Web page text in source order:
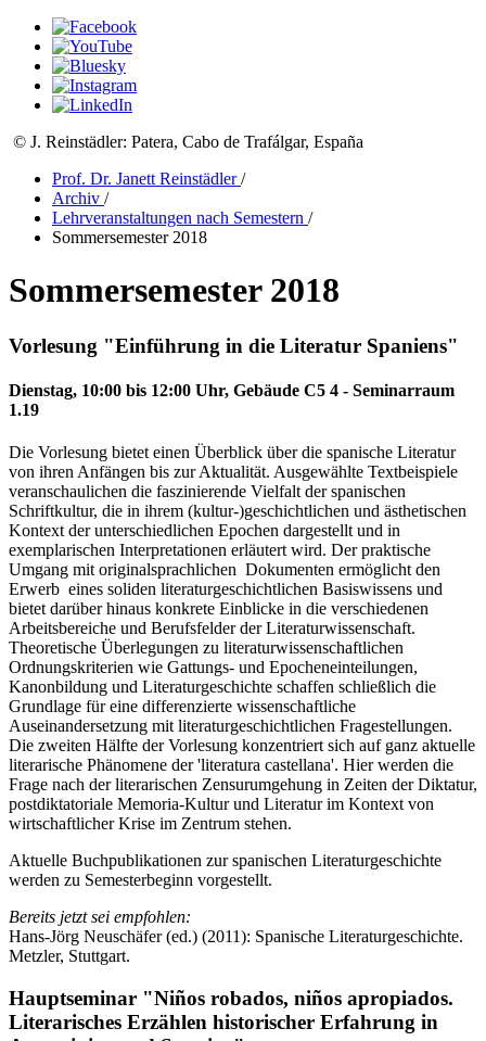
© J. Reinstädler: Patera, Cabo de Trafálgar, España
Prof. Dr. Janett Reinstädler/
Archiv /
Lehrveranstaltungen nach Semestern /
Sommersemester 2018
Sommersemester 2018
Vorlesung "Einführung in die Literatur Spaniens"
Dienstag, 10:00 bis 12:00 Uhr, Gebäude C5 4 - Seminarraum
1.19
Die Vorlesung bietet einen Überblick über die spanische Literatur
von ihren Anfängen bis zur Aktualität. Ausgewählte Textbeispiele
veranschaulichen die faszinierende Vielfalt der spanischen
Schriftkultur, die in ihrem (kultur-)geschichtlichen und ästhetischen
Kontext der unterschiedlichen Epochen dargestellt und in
exemplarischen Interpretationen erläutert wird. Der praktische
Umgang mit originalsprachlichen Dokumenten ermöglicht den
Erwerb eines soliden literaturgeschichtlichen Basiswissens und
bietet darüber hinaus konkrete Einblicke in die verschiedenen
Arbeitsbereiche und Berufsfelder der Literaturwissenschaft.
Theoretische Überlegungen zu literaturwissenschaftlichen
Ordnungskriterien wie Gattungs- und Epocheneinteilungen,
Kanonbildung und Literaturgeschichte schaffen schließlich die
Grundlage für eine differenzierte wissenschaftliche
Auseinandersetzung mit literaturgeschichtlichen Fragestellungen.
Die zweiten Hälfte der Vorlesung konzentriert sich auf ganz aktuelle
literarische Phänomene der 'literatura castellana'. Hier werden die
Frage nach der literarischen Zensurumgehung in Zeiten der Diktatur,
postdiktatoriale Memoria-Kultur und Literatur im Kontext von
wirtschaftlicher Krise im Zentrum stehen.
Aktuelle Buchpublikationen zur spanischen Literaturgeschichte
werden zu Semesterbeginn vorgestellt.
Bereits jetzt sei empfohlen:
Hans-Jörg Neuschäfer (ed.) (2011): Spanische Literaturgeschichte.
Metzler, Stuttgart.
Hauptseminar "Niños robados, niños apropiados.
Literarisches Erzählen historischer Erfahrung in